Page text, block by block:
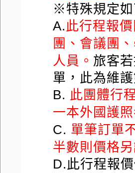
※特殊規定如
A. 此行程報
團、會議團
人員。 旅客
單，此為維
B. 此團體行
一本外國護
C. 單筆訂單
半數則價格
D.此行程報